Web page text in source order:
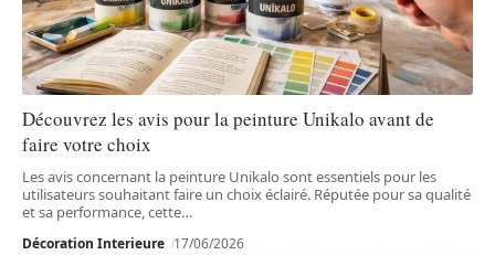
Découvrez les avis pour la peinture Unikalo avant de
faire votre choix
Les avis concernant la peinture Unikalo sont essentiels pour les
utilisateurs souhaitant faire un choix éclairé. Réputée pour sa qualité
et sa performance, cette…
Décoration Interieure 17/06/2026